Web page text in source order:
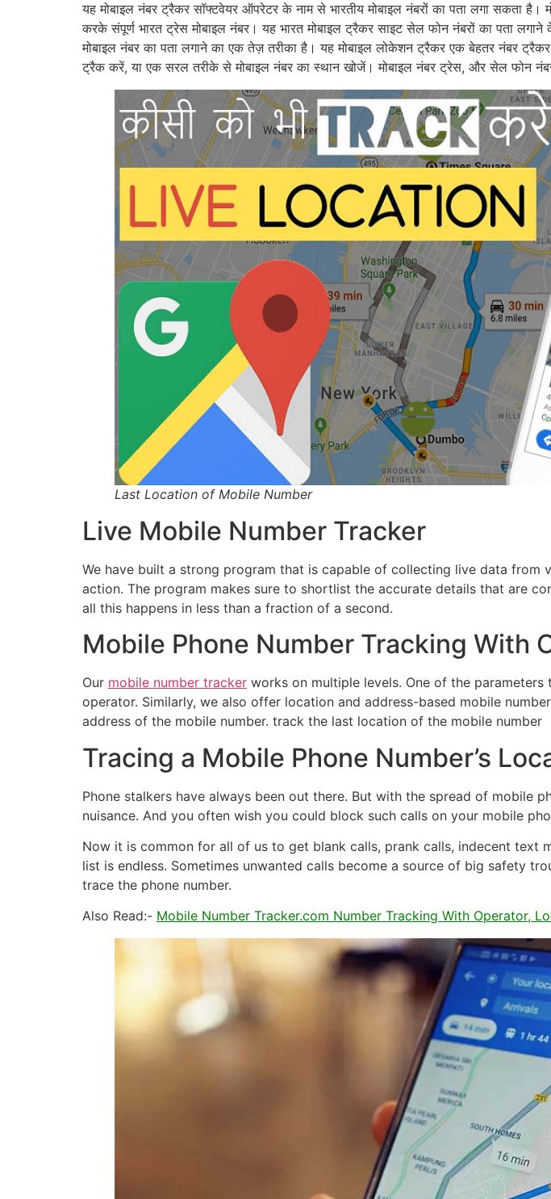
यह मोबाइल नंबर ट्रैकर सॉफ्टवेयर ऑपरेटर के नाम से भारतीय मोबाइल नंबरों का पता लगा सकता
करके संपूर्ण भारत ट्रेस मोबाइल नंबर। यह भारत मोबाइल ट्रैकर साइट सेल फोन नंबरों का पता
मोबाइल नंबर का पता लगाने का एक तेज़ तरीका है। यह मोबाइल लोकेशन ट्रैकर एक बेहतर नंबर
ट्रैक करें, या एक सरल तरीके से मोबाइल नंबर का स्थान खोजें। मोबाइल नंबर ट्रेस, और सेल फोन
Last Location of Mobile Number
Live Mobile Number Tracker
We have built a strong program that is capable of collecting live data
action. The program makes sure to shortlist the accurate details that are
all this happens in less than a fraction of a second.
Mobile Phone Number Tracking With
Our mobile number tracker works on multiple levels. One of the
operator. Similarly, we also offer location and address-based mobile
address of the mobile number. track the last location of the mobile number
Tracing a Mobile Phone Number’s
Phone stalkers have always been out there. But with the spread of mobile
nuisance. And you often wish you could block such calls on your mobile
Now it is common for all of us to get blank calls, prank calls, indecent text
list is endless. Sometimes unwanted calls become a source of big safety
trace the phone number.
Also Read:- Mobile Number Tracker.com Number Tracking With Operator,